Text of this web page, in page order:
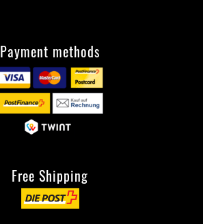
Payment methods
Free Shipping